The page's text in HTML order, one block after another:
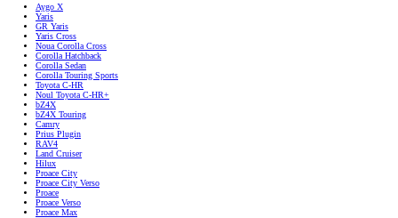
Aygo X
Yaris
GR Yaris
Yaris Cross
Noua Corolla Cross
Corolla Hatchback
Corolla Sedan
Corolla Touring Sports
Toyota C-HR
Noul Toyota C-HR+
bZ4X
bZ4X Touring
Camry
Prius Plugin
RAV4
Land Cruiser
Hilux
Proace City
Proace City Verso
Proace
Proace Verso
Proace Max